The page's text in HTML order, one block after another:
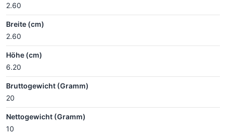
2.60
Breite (cm)
2.60
Höhe (cm)
6.20
Bruttogewicht (Gramm)
20
Nettogewicht (Gramm)
10